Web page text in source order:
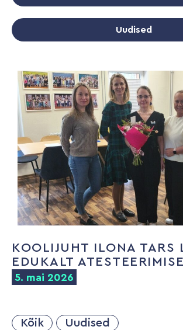
Uudised
KOOLIJUHT ILONA TARS
EDUKALT ATESTEERIMISE
5. mai 2026
Kõik Uudised